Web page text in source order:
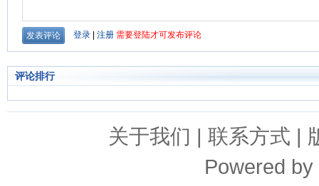
评论排行
关于我们 | 联系方式 |
Powered by